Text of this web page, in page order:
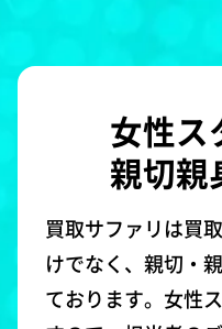
女性ス
親切親
買取サファリは買
けでなく、親切・
ております。女性